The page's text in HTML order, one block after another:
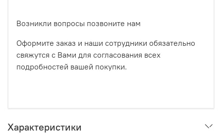
Возникли вопросы позвоните нам
Оформите заказ и наши сотрудники обязательно
свяжутся с Вами для согласования всех
подробностей вашей покупки.
Характеристики